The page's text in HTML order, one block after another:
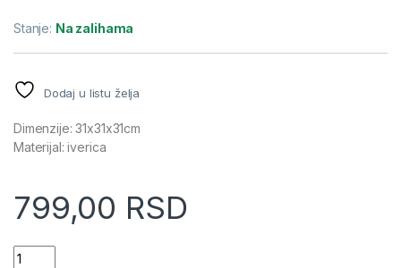
Stanje: Na zalihama
Dodaj u listu želja
Dimenzije: 31x31x31cm
Materijal: iverica
799,00 RSD
Ukrštena pregrada 31x31x31 bela (167815C) quantity